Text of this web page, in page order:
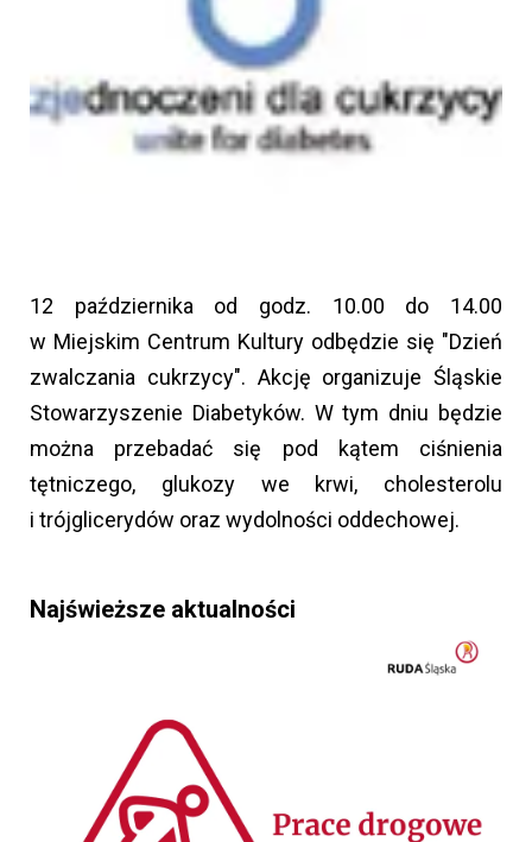
12 października od godz. 10.00 do 14.00
w Miejskim Centrum Kultury odbędzie się "Dzień
zwalczania cukrzycy". Akcję organizuje Śląskie
Stowarzyszenie Diabetyków. W tym dniu będzie
można przebadać się pod kątem ciśnienia
tętniczego, glukozy we krwi, cholesterolu
i trójglicerydów oraz wydolności oddechowej.
Najświeższe aktualności